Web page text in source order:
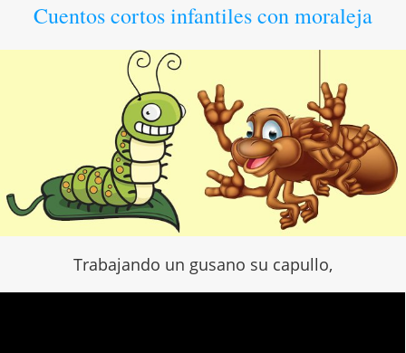
Cuentos cortos infantiles con moraleja
Trabajando un gusano su capullo,